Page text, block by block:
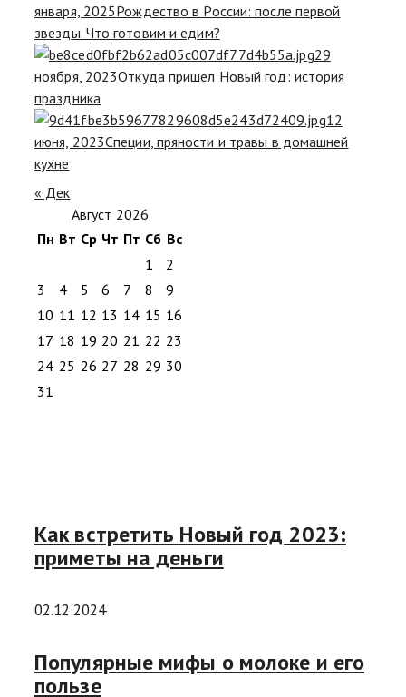
января, 2025Рождество в России: после первой
звезды. Что готовим и едим?
29
ноября, 2023Откуда пришел Новый год: история
праздника
12
июня, 2023Специи, пряности и травы в домашней
кухне
« Дек
Август 2026
Пн Вт Ср Чт Пт Сб Вс
1
2
3
4 5 6 7 8
9
10 11 12 13 14 15 16
17 18 19 20 21 22 23
24 25 26 27 28 29 30
31
Как встретить Новый год 2023:
приметы на деньги
02.12.2024
Популярные мифы о молоке и его
пользе